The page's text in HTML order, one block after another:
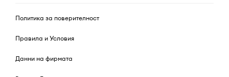
Политика за поверителност
Правила и Условия
Данни на фирмата